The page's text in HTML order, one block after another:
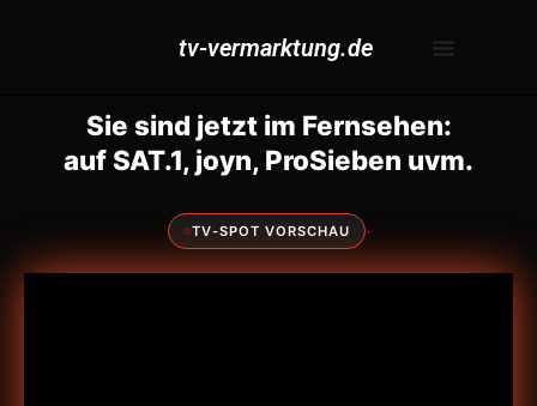
tv-vermarktung.de
Sie sind jetzt im Fernsehen:
auf SAT.1, joyn, ProSieben uvm.
TV-SPOT VORSCHAU ·